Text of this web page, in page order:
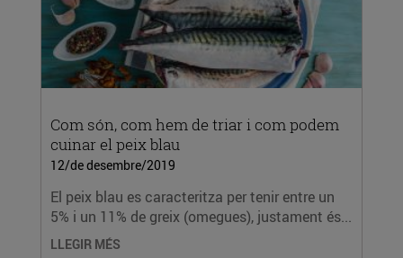
Com són, com hem de triar i com podem
cuinar el peix blau
12/de desembre/2019
El peix blau es caracteritza per tenir entre un
5% i un 11% de greix (omegues), justament és...
LLEGIR MÉS